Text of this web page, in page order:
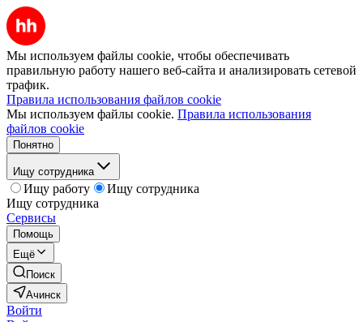
Мы используем файлы cookie, чтобы обеспечивать
правильную работу нашего веб-сайта и анализировать сетевой
трафик.
Правила использования файлов cookie
Мы используем файлы cookie. Правила использования
файлов cookie
Понятно
Ищу сотрудника
Ищу работу
Ищу сотрудника
Ищу сотрудника
Сервисы
Помощь
Ещё
Поиск
Ачинск
Войти